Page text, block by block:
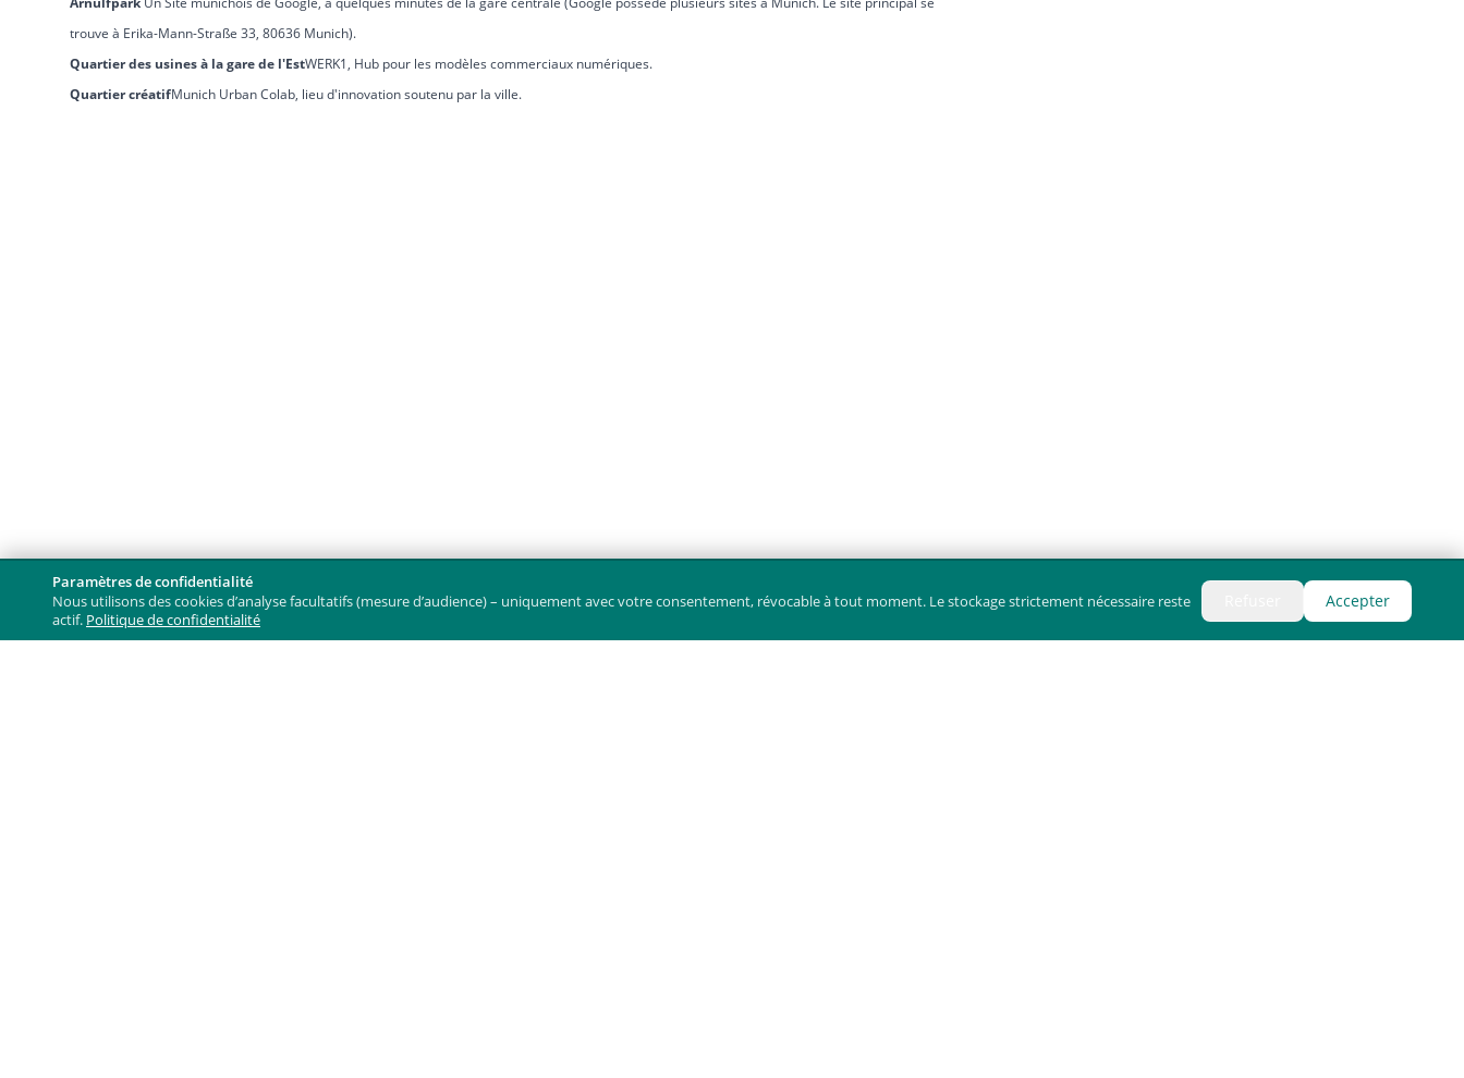
Paramètres de confidentialité
Nous utilisons des cookies d’analyse facultatifs (mesure d’audience) – uniquement avec votre consentement, révocable à tout moment. Le stockage strictement nécessaire reste
actif. Politique de confidentialité
Accepter
trouve à Erika-Mann-Straße 33, 80636 Munich).
Quartier des usines à la gare de l'EstWERK1, Hub pour les modèles commerciaux numériques.
Quartier créatifMunich Urban Colab, lieu d'innovation soutenu par la ville.